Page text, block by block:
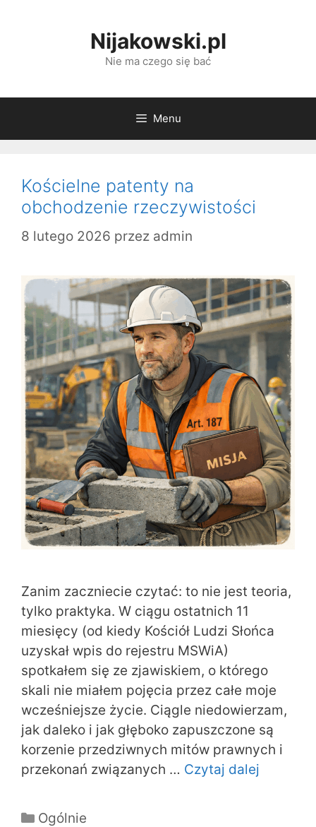
Nijakowski.pl
Nie ma czego się bać
Menu
Kościelne patenty na
obchodzenie rzeczywistości
8 lutego 2026 przez admin
Zanim zaczniecie czytać: to nie jest teoria,
tylko praktyka. W ciągu ostatnich 11
miesięcy (od kiedy Kościół Ludzi Słońca
uzyskał wpis do rejestru MSWiA)
spotkałem się ze zjawiskiem, o którego
skali nie miałem pojęcia przez całe moje
wcześniejsze życie. Ciągle niedowierzam,
jak daleko i jak głęboko zapuszczone są
korzenie przedziwnych mitów prawnych i
przekonań związanych … Czytaj dalej
Kategorie
Ogólnie